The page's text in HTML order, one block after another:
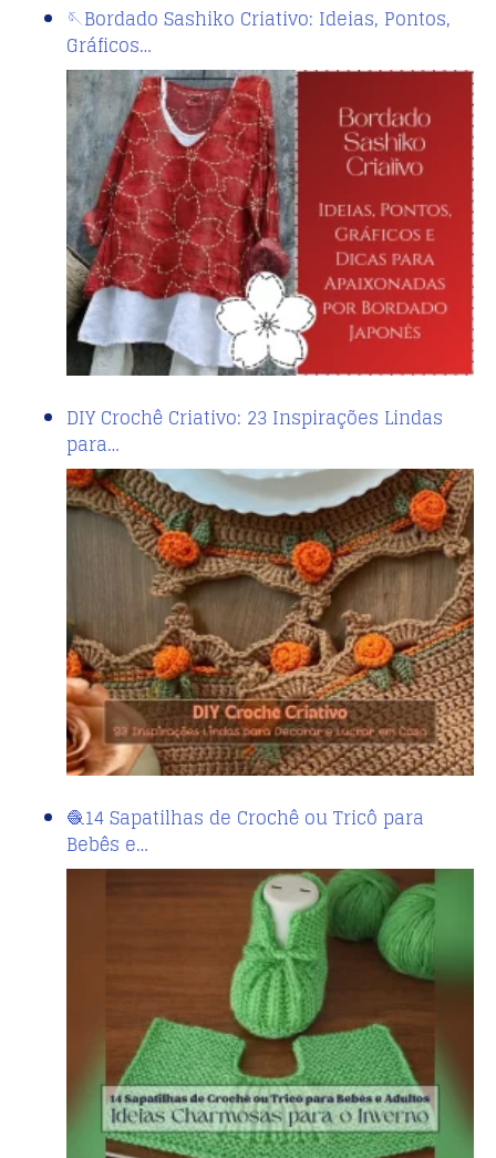
🪡Bordado Sashiko Criativo: Ideias, Pontos,
Gráficos…
DIY Crochê Criativo: 23 Inspirações Lindas
para…
🧶14 Sapatilhas de Crochê ou Tricô para
Bebês e…